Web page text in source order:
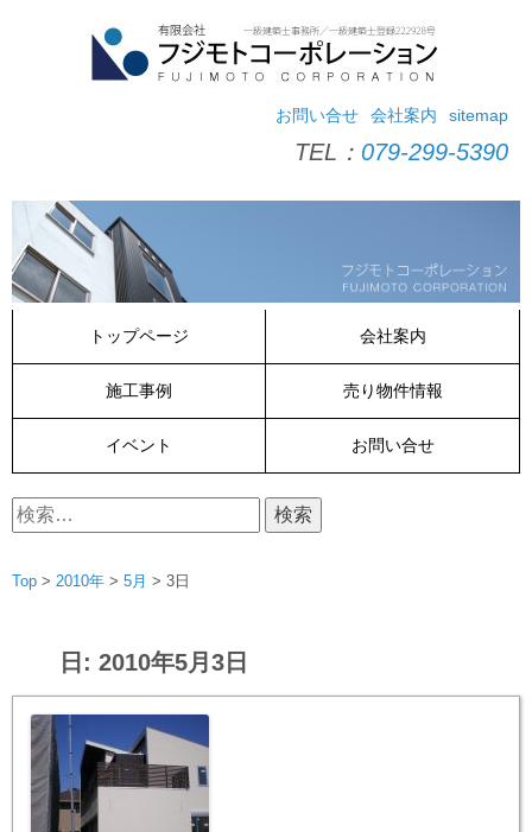
sitemap
会社案内
お問い合せ
TEL： 079-299-5390
トップページ 会社案内
施工事例 売り物件情報
イベント お問い合せ
検
索:
Top > 2010年 > 5月 > 3日
日: 2010年5月3日